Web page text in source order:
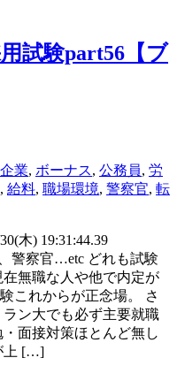
試験part56【ブ
業, ボーナス, 公務員, 労
, 給料, 職場環境, 警察官, 転
木) 19:31:44.39
警察官…etc どれも試験
無職な人や他で内定が
これからが正念場。 さ
ン大でも必ず主要就職
面接対策ほとんど無し
上 […]